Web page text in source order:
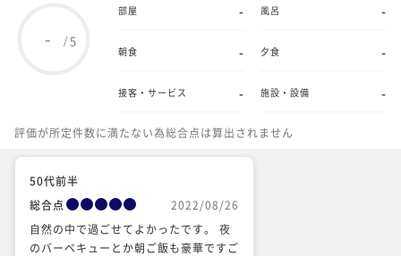
- /5
部屋 - 風呂 -
朝食 - 夕食 -
接客・サービス - 施設・設備 -
評価が所定件数に満たない為総合点は算出されません
50代前半
総合点
2022/08/26
自然の中で過ごせてよかったです。 夜
のバーベキューとか朝ご飯も豪華ですご